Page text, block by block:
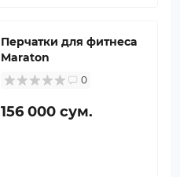
Перчатки для фитнеса
Maraton
0
156 000 сум.